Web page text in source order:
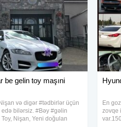
be gelin toy maşıni
və digər #tədbirlər üçün
edə bilərsiz. #Bəy #gəlin
Toy, Nişan, Yeni doğulan
En
zovqe